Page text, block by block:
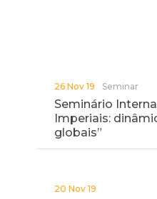
26 Nov 19 Seminar
Seminário
Imperiais:
globais”
20 Nov 19